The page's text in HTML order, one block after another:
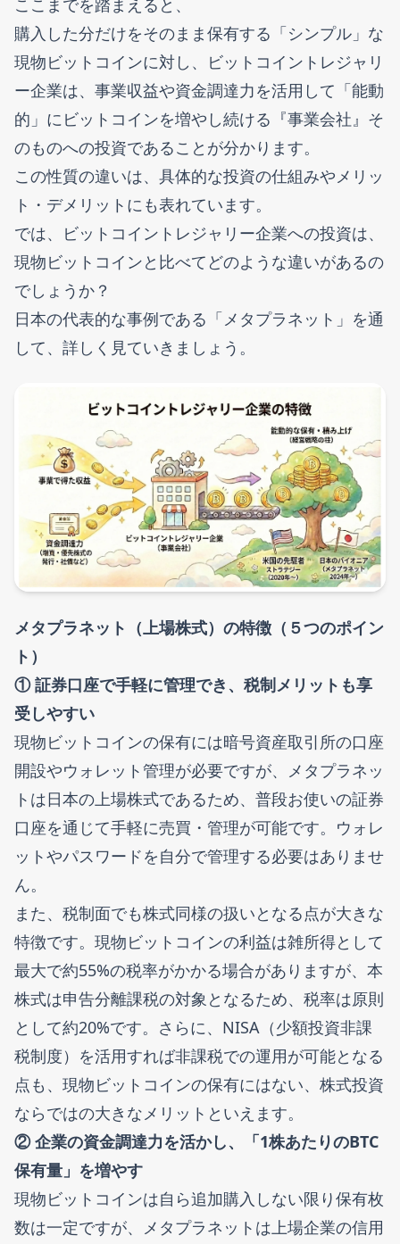
ここまでを踏まえると、
購入した分だけをそのまま保有する「シンプル」な
現物ビットコインに対し、ビットコイントレジャリ
ー企業は、事業収益や資金調達力を活用して「能動
的」にビットコインを増やし続ける『事業会社』そ
のものへの投資であることが分かります。
この性質の違いは、具体的な投資の仕組みやメリッ
ト・デメリットにも表れています。
では、ビットコイントレジャリー企業への投資は、
現物ビットコインと比べてどのような違いがあるの
でしょうか？
日本の代表的な事例である「メタプラネット」を通
して、詳しく見ていきましょう。
メタプラネット（上場株式）の特徴（５つのポイン
ト）
① 証券口座で手軽に管理でき、税制メリットも享
受しやすい
現物ビットコインの保有には暗号資産取引所の口座
開設やウォレット管理が必要ですが、メタプラネッ
トは日本の上場株式であるため、普段お使いの証券
口座を通じて手軽に売買・管理が可能です。ウォレ
ットやパスワードを自分で管理する必要はありませ
ん。
また、税制面でも株式同様の扱いとなる点が大きな
特徴です。現物ビットコインの利益は雑所得として
最大で約55%の税率がかかる場合がありますが、本
株式は申告分離課税の対象となるため、税率は原則
として約20%です。さらに、NISA（少額投資非課
税制度）を活用すれば非課税での運用が可能となる
点も、現物ビットコインの保有にはない、株式投資
ならではの大きなメリットといえます。
② 企業の資金調達力を活かし、「1株あたりのBTC
保有量」を増やす
現物ビットコインは自ら追加購入しない限り保有枚
数は一定ですが、メタプラネットは上場企業の信用